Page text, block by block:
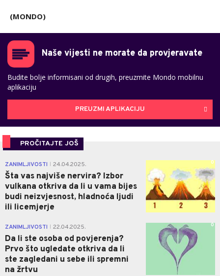
(MONDO)
Naše vijesti ne morate da provjeravate
Budite bolje informisani od drugih, preuzmite Mondo mobilnu
aplikaciju
PREUZMI APLIKACIJU
PROČITAJTE JOŠ
ZANIMLJIVOSTI 24.04.2025.
Šta vas najviše nervira? Izbor
vulkana otkriva da li u vama bijes
budi neizvjesnost, hladnoća ljudi
ili licemjerje
0
ZANIMLJIVOSTI 22.04.2025.
Da li ste osoba od povjerenja?
Prvo što ugledate otkriva da li
ste zagledani u sebe ili spremni
na žrtvu
0